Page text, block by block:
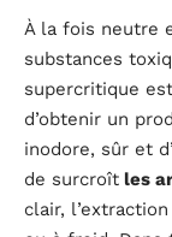
À la fois neutre
substances
supercritique
d’obtenir un
inodore, sûr et
de surcroît les
clair,